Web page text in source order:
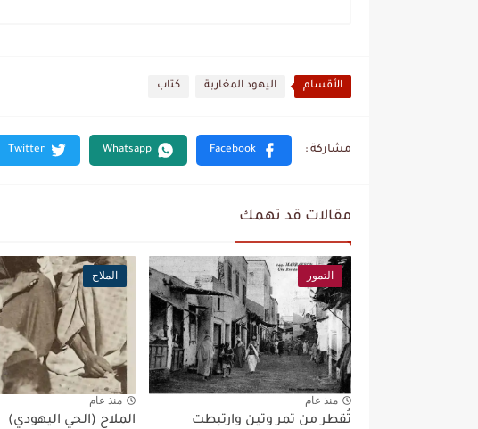
الأقسام اليهود المغاربة كتاب
مقالات قد تهمك
التمور
منذ عام
تُقطر من تمر وتين وارتبطت
الملاح
منذ عام
الملاح (الحي اليهودي)